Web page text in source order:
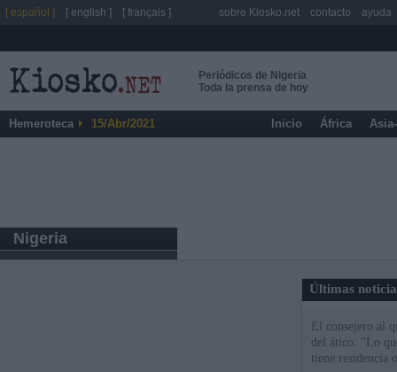
Periódicos de Nigeria
Toda la prensa de hoy
Hemeroteca 15/Abr/2021 Inicio África
Nigeria
Últimas
El consejero al
del ático: "Lo
tiene residencia
[ español ] [ english ] [ français ] sobre Kiosko.net contacto ayuda